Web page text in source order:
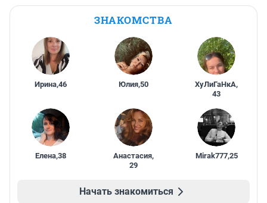
ЗНАКОМСТВА
Ирина,46 Юлия,50 ХуЛиГаНкА,
43
Елена,38 Анастасия,
29
Mirak777,25
Начать знакомиться